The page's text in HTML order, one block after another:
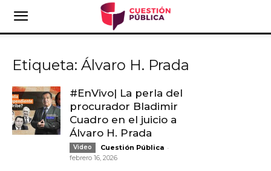
Etiqueta: Álvaro H. Prada
#EnVivo| La perla del
procurador Bladimir
Cuadro en el juicio a
Álvaro H. Prada
Video Cuestión Pública -
febrero 16, 2026